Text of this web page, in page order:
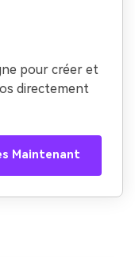
pour créer et
directement
Maintenant